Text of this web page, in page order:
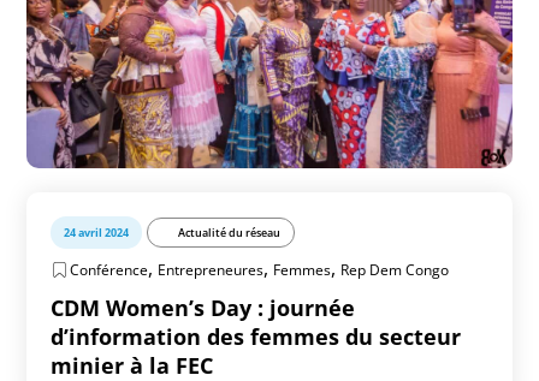
24 avril 2024 Actualité du réseau
Conférence, Entrepreneures, Femmes, Rep Dem Congo
CDM Women’s Day : journée
d’information des femmes du secteur
minier à la FEC